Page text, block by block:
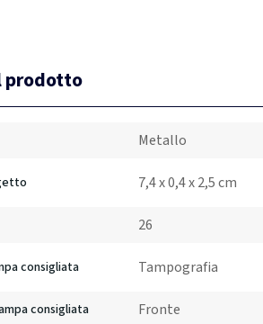
prodotto
Metallo
7,4 x 0,4 x 2,5 cm
26
consigliata Tampografia
consigliata Fronte